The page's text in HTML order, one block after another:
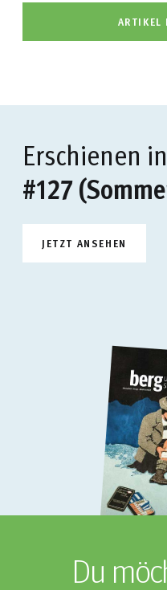
ARTIKEL
Erschienen
#127
JETZT ANSEHEN
Du